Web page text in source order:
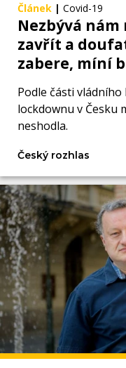
Článek | Covid-19
Nezbývá
zavřít a
zabere, míní
Podle části
lockdownu v Česku
neshodla.
Český rozhlas